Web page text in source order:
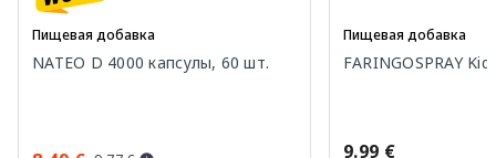
Пищевая добавка
NATEO D 4000 капсулы, 60 шт.
Пищевая добавка
FARINGOSPRAY
9.99 €